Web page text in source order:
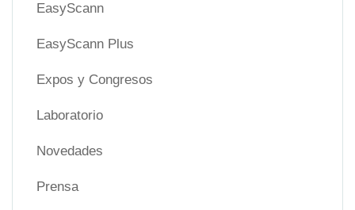
EasyScann
EasyScann Plus
Expos y Congresos
Laboratorio
Novedades
Prensa